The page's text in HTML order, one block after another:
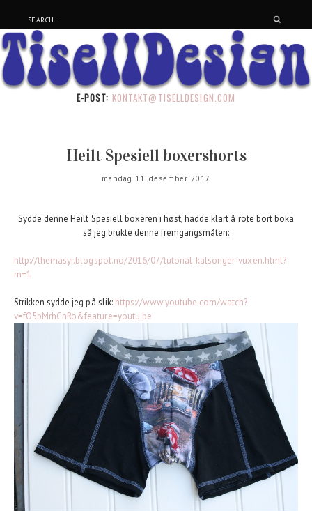
E-POST: KONTAKT@TISELLDESIGN.COM
Heilt Spesiell boxershorts
mandag 11. desember 2017
Sydde denne Heilt Spesiell boxeren i høst, hadde klart å rote bort boka
så jeg brukte denne fremgangsmåten:
http://themasyr.blogspot.no/2016/07/tutorial-kalsonger-vuxen.html?
m=1
Strikken sydde jeg på slik: https://www.youtube.com/watch?
v=fO5bMrhCnRo&feature=youtu.be